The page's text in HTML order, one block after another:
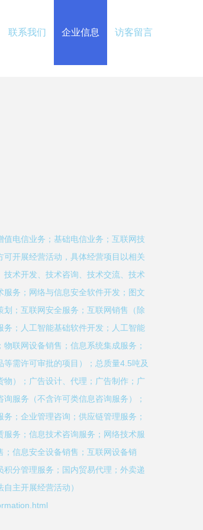
联系我们 企业信息 访客留言
电信业务；基础电信业务；互联网技
开展经营活动，具体经营项目以相关
术开发、技术咨询、技术交流、技术
务；网络与信息安全软件开发；图文
；互联网安全服务；互联网销售（除
；人工智能基础软件开发；人工智能
联网设备销售；信息系统集成服务；
需许可审批的项目）；总质量4.5吨及
物）；广告设计、代理；广告制作；广
服务（不含许可类信息咨询服务）；
；企业管理咨询；供应链管理服务；
务；信息技术咨询服务；网络技术服
信息安全设备销售；互联网设备销
分管理服务；国内贸易代理；外卖递
主开展经营活动）